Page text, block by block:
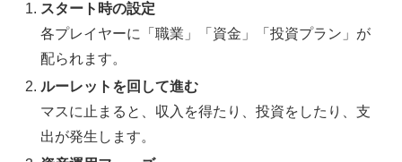
スタート時の設定
各プレイヤーに「職業」「資金」「投資プラン」が
配られます。
ルーレットを回して進む
マスに止まると、収入を得たり、投資をしたり、支
出が発生します。